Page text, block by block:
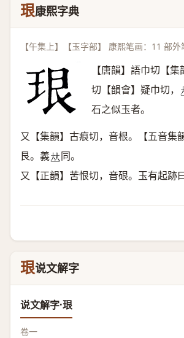
珢康熙字典
【午集上】【玉字部】 康熙笔画：11 部
【唐韻】語巾切【
切【韻會】疑巾切，
石之似玉者。
又【集韻】古痕切，音根。【五音集
艮。義𠀤同。
又【正韻】苦恨切，音硍。玉有起跡
珢说文解字
说文解字·珢
卷一